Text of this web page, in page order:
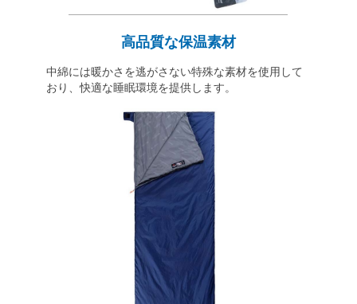
高品質な保温素材
中綿には暖かさを逃がさない特殊な素材を使用して
おり、快適な睡眠環境を提供します。